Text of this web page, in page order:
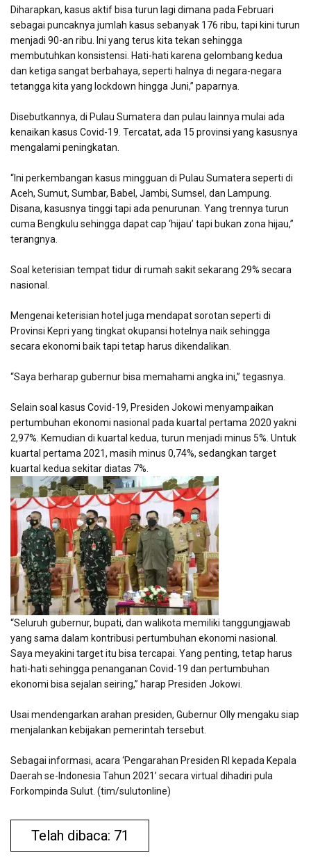
Diharapkan, kasus aktif bisa turun lagi dimana pada Februari
sebagai puncaknya jumlah kasus sebanyak 176 ribu, tapi kini turun
menjadi 90-an ribu. Ini yang terus kita tekan sehingga
membutuhkan konsistensi. Hati-hati karena gelombang kedua
dan ketiga sangat berbahaya, seperti halnya di negara-negara
tetangga kita yang lockdown hingga Juni,” paparnya.
Disebutkannya, di Pulau Sumatera dan pulau lainnya mulai ada
kenaikan kasus Covid-19. Tercatat, ada 15 provinsi yang kasusnya
mengalami peningkatan.
“Ini perkembangan kasus mingguan di Pulau Sumatera seperti di
Aceh, Sumut, Sumbar, Babel, Jambi, Sumsel, dan Lampung.
Disana, kasusnya tinggi tapi ada penurunan. Yang trennya turun
cuma Bengkulu sehingga dapat cap ‘hijau’ tapi bukan zona hijau,”
terangnya.
Soal keterisian tempat tidur di rumah sakit sekarang 29% secara
nasional.
Mengenai keterisian hotel juga mendapat sorotan seperti di
Provinsi Kepri yang tingkat okupansi hotelnya naik sehingga
secara ekonomi baik tapi tetap harus dikendalikan.
“Saya berharap gubernur bisa memahami angka ini,” tegasnya.
Selain soal kasus Covid-19, Presiden Jokowi menyampaikan
pertumbuhan ekonomi nasional pada kuartal pertama 2020 yakni
2,97%. Kemudian di kuartal kedua, turun menjadi minus 5%. Untuk
kuartal pertama 2021, masih minus 0,74%, sedangkan target
kuartal kedua sekitar diatas 7%.
“Seluruh gubernur, bupati, dan walikota memiliki tanggungjawab
yang sama dalam kontribusi pertumbuhan ekonomi nasional.
Saya meyakini target itu bisa tercapai. Yang penting, tetap harus
hati-hati sehingga penanganan Covid-19 dan pertumbuhan
ekonomi bisa sejalan seiring,” harap Presiden Jokowi.
Usai mendengarkan arahan presiden, Gubernur Olly mengaku siap
menjalankan kebijakan pemerintah tersebut.
Sebagai informasi, acara ‘Pengarahan Presiden RI kepada Kepala
Daerah se-Indonesia Tahun 2021’ secara virtual dihadiri pula
Forkompinda Sulut. (tim/sulutonline)
Telah dibaca: 71